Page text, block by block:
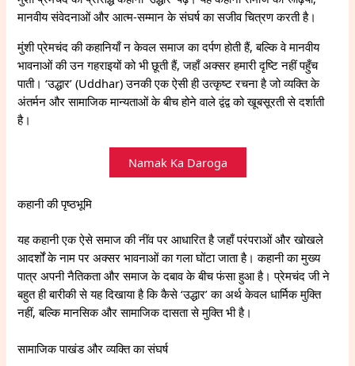
मानवीय संवेदनाओं और आत्म-सम्मान के संघर्ष का सजीव चित्रण करती है।
मुंशी प्रेमचंद की कहानियाँ न केवल समाज का दर्पण होती हैं, बल्कि वे मानवीय
भावनाओं की उन गहराइयों को भी छूती हैं, जहाँ अक्सर हमारी दृष्टि नहीं पहुँच
पाती। ‘उद्धार’ (Uddhar) उनकी एक ऐसी ही उत्कृष्ट रचना है जो व्यक्ति के
अंतर्मन और सामाजिक मान्यताओं के बीच होने वाले द्वंद्व को खूबसूरती से दर्शाती
है।
Namak Ka Daroga
कहानी की पृष्ठभूमि
यह कहानी एक ऐसे समाज की नींव पर आधारित है जहाँ परंपराओं और खोखले
आदर्शों के नाम पर अक्सर भावनाओं का गला घोंटा जाता है। कहानी का मुख्य
पात्र अपनी नैतिकता और समाज के दबाव के बीच फंसा हुआ है। प्रेमचंद जी ने
बहुत ही बारीकी से यह दिखाया है कि कैसे ‘उद्धार’ का अर्थ केवल धार्मिक मुक्ति
नहीं, बल्कि मानसिक और सामाजिक दासता से मुक्ति भी है।
सामाजिक पाखंड और व्यक्ति का संघर्ष